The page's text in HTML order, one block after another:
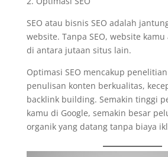
SEO atau bisnis SEO adalah
website. Tanpa SEO, website
di antara jutaan situs lain.
Optimasi SEO mencakup
penulisan konten berkualitas,
backlink building. Semakin tinggi
kamu di Google, semakin besar
organik yang datang tanpa biaya